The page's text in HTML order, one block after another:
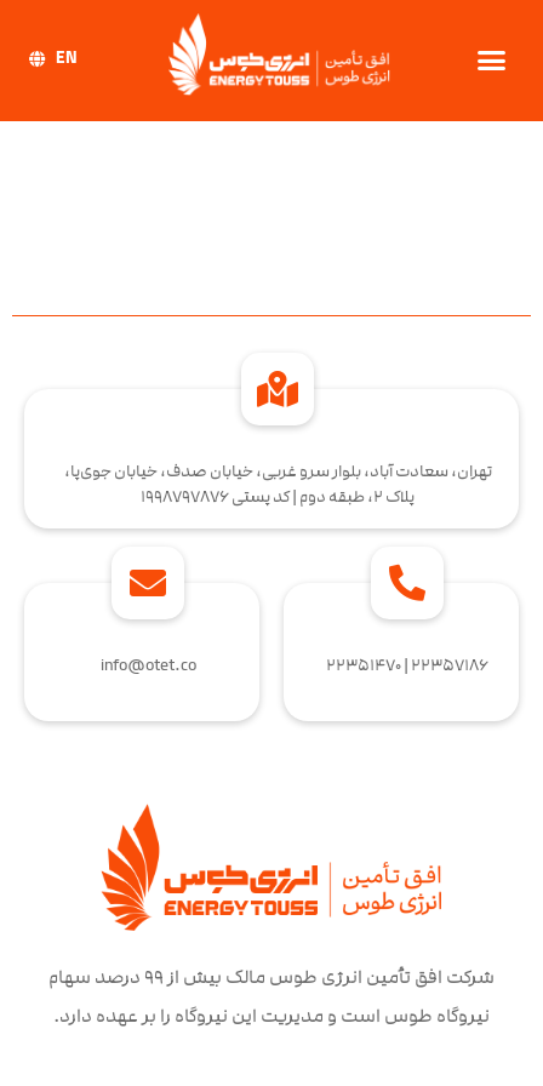
EN
تهران، سعادت آباد، بلوار سرو غربی، خیابان صدف، خیابان جوی‌پا،
پلاک 2، طبقه دوم | کد پستی 1998797876
۲۲۳۵۷۱۸۶ | ۲۲۳۵۱۴۷۰ info@otet.co
شرکت افق تأمین انرژی طوس مالک بیش از ۹۹ درصد سهام
نیروگاه طوس است و مدیریت این نیروگاه را بر عهده دارد.